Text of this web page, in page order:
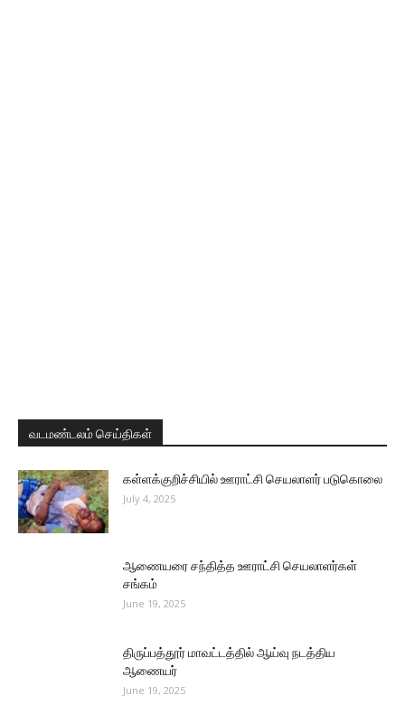
வடமண்டலம் செய்திகள்
கள்ளக்குறிச்சியில் ஊராட்சி செயலாளர் படுகொலை
July 4, 2025
ஆணையரை சந்தித்த ஊராட்சி செயலாளர்கள்
சங்கம்
June 19, 2025
திருப்பத்தூர் மாவட்டத்தில் ஆய்வு நடத்திய
ஆணையர்
June 19, 2025